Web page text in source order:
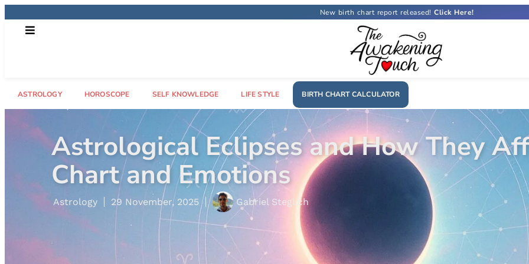
New birth chart report released!
ASTROLOGY HOROSCOPE SELF KNOWLEDGE LIFE STYLE BIRTH CHART CALCULATOR
What Is a Rising Sign? The Ultimate
Astrology 29 October, 2025 Letícia Costa